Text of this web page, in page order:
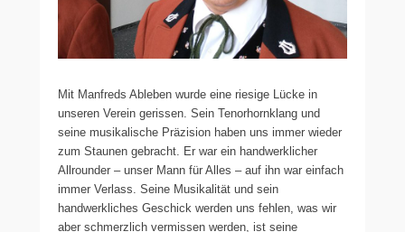
Mit Manfreds Ableben wurde eine riesige Lücke in
unseren Verein gerissen. Sein Tenorhornklang und
seine musikalische Präzision haben uns immer wieder
zum Staunen gebracht. Er war ein handwerklicher
Allrounder – unser Mann für Alles – auf ihn war einfach
immer Verlass. Seine Musikalität und sein
handwerkliches Geschick werden uns fehlen, was wir
aber schmerzlich vermissen werden, ist seine